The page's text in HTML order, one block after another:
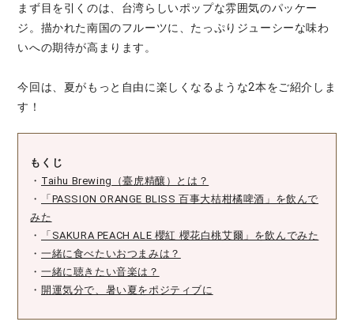
まず目を引くのは、台湾らしいポップな雰囲気のパッケー
ジ。描かれた南国のフルーツに、たっぷりジューシーな味わ
いへの期待が高まります。
今回は、夏がもっと自由に楽しくなるような2本をご紹介しま
す！
もくじ
・ Taihu Brewing（臺虎精釀）とは？
・
「PASSION ORANGE BLISS 百事大桔柑橘啤酒」を飲んで
みた
・
「SAKURA PEACH ALE 櫻紅 櫻花白桃艾爾」を飲んでみた
・ 一緒に食べたいおつまみは？
・ 一緒に聴きたい音楽は？
・ 開運気分で、暑い夏をポジティブに